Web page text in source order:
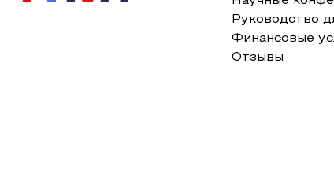
Руководство
Финансовые
Отзывы